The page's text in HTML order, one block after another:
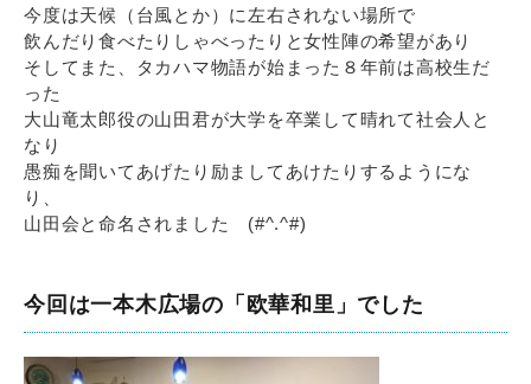
今度は天候（台風とか）に左右されない場所で
飲んだり食べたりしゃべったりと女性陣の希望があり
そしてまた、タカハマ物語が始まった８年前は高校生だ
った
大山竜太郎役の山田君が大学を卒業して晴れて社会人と
なり
愚痴を聞いてあげたり励ましてあけたりするようにな
り、
山田会と命名されました (#^.^#)
今回は一本木広場の「欧華和里」でした